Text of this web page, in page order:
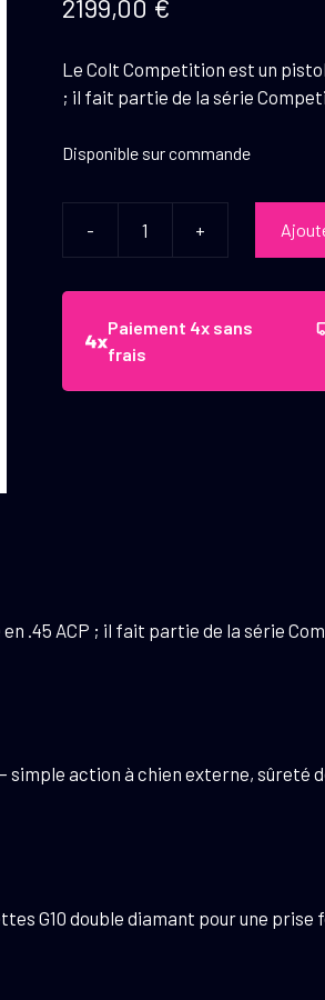
2199,00 €
Le Colt Competition est un
; il fait partie de la série
Disponible sur commande
-
Pistolet
Competition
+
Paiement 4x sans
frais
.45 ACP ; il fait partie de la série
simple action à chien externe,
G10 double diamant pour une prise